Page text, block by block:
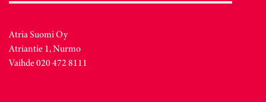
Atria Suomi Oy
Atriantie 1, Nurmo
Vaihde 020 472 8111